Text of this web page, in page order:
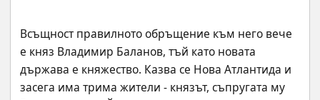
Всъщност правилното обръщение към него вече
е княз Владимир Баланов, тъй като новата
държава е княжество. Казва се Нова Атлантида и
засега има трима жители - князът, съпругата му